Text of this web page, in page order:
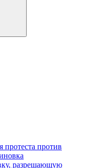
протеста против
разрешающую